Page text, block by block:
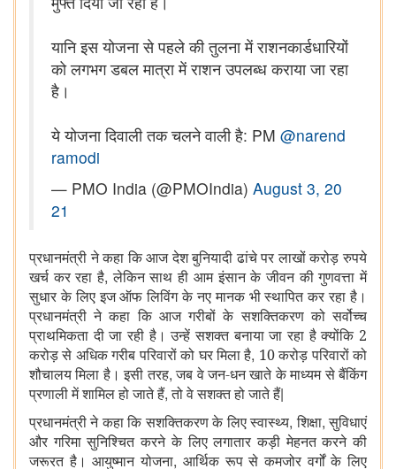
यानि इस योजना से पहले की तुलना में राशनकार्डधारियों
को लगभग डबल मात्रा में राशन उपलब्ध कराया जा रहा
है।
ये योजना दिवाली तक चलने वाली है: PM @narend
ramodi
— PMO India (@PMOIndia) August 3, 20
21
प्रधानमंत्री ने कहा कि आज देश बुनियादी ढांचे पर लाखों करोड़ रुपये
खर्च कर रहा है,लेकिन साथ ही आम इंसान के जीवन की गुणवत्ता में
सुधार के लिए इज ऑफ लिविंग के नए मानक भी स्थापित कर रहा है।
प्रधानमंत्री ने कहा कि आज गरीबों के सशक्तिकरण को सर्वोच्च
प्राथमिकता दी जा रही है। उन्हें सशक्त बनाया जा रहा है क्योंकि 2
करोड़ से अधिक गरीब परिवारों को घर मिला है, 10 करोड़ परिवारों को
शौचालय मिला है। इसी तरह,जब वे जन-धन खाते के माध्यम से बैंकिंग
प्रणाली में शामिल हो जाते हैं,तो वे सशक्त हो जाते हैं|
प्रधानमंत्री ने कहा कि सशक्तिकरण के लिए स्वास्थ्य,शिक्षा,सुविधाएं
और गरिमा सुनिश्चित करने के लिए लगातार कड़ी मेहनत करने की
जरूरत है। आयुष्मान योजना, आर्थिक रूप से कमजोर वर्गों के लिए